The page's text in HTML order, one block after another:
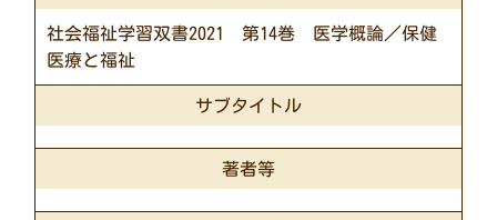
社会福祉学習双書2021 第14巻 医学概論／保健
医療と福祉
サブタイトル
著者等